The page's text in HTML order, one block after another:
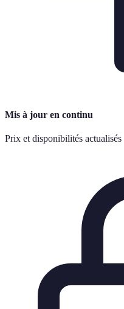
Mis à jour en continu
Prix et disponibilités actualisés